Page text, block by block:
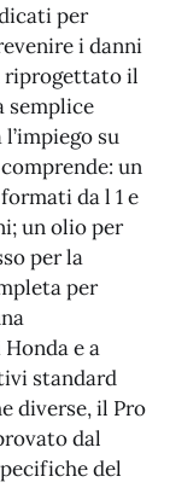
per
i danni
riprogettato il
semplice
su
un
da l 1 e
un olio per
per la
per
e a
standard
diverse, il Pro
dal
del